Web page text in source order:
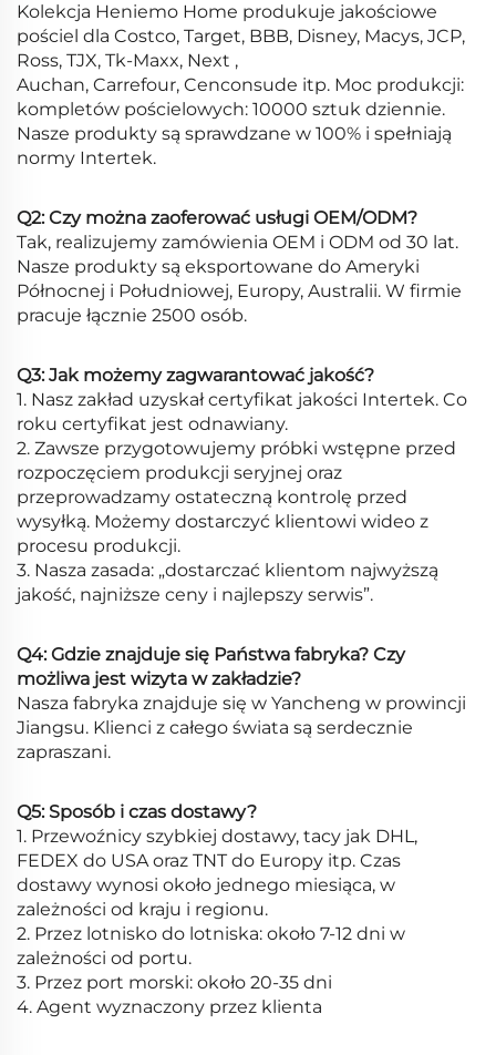
Kolekcja Heniemo Home produkuje jakościowe
pościel dla Costco, Target, BBB, Disney, Macys, JCP,
Ross, TJX, Tk-Maxx, Next ,
Auchan, Carrefour, Cenconsude itp. Moc produkcji:
kompletów pościelowych: 10000 sztuk dziennie.
Nasze produkty są sprawdzane w 100% i spełniają
normy Intertek.
Q2: Czy można zaoferować usługi OEM/ODM?
Tak, realizujemy zamówienia OEM i ODM od 30 lat.
Nasze produkty są eksportowane do Ameryki
Północnej i Południowej, Europy, Australii. W firmie
pracuje łącznie 2500 osób.
Q3: Jak możemy zagwarantować jakość?
1. Nasz zakład uzyskał certyfikat jakości Intertek. Co
roku certyfikat jest odnawiany.
2. Zawsze przygotowujemy próbki wstępne przed
rozpoczęciem produkcji seryjnej oraz
przeprowadzamy ostateczną kontrolę przed
wysyłką. Możemy dostarczyć klientowi wideo z
procesu produkcji.
3. Nasza zasada: „dostarczać klientom najwyższą
jakość, najniższe ceny i najlepszy serwis”.
Q4: Gdzie znajduje się Państwa fabryka? Czy
możliwa jest wizyta w zakładzie?
Nasza fabryka znajduje się w Yancheng w prowincji
Jiangsu. Klienci z całego świata są serdecznie
zapraszani.
Q5: Sposób i czas dostawy?
1. Przewoźnicy szybkiej dostawy, tacy jak DHL,
FEDEX do USA oraz TNT do Europy itp. Czas
dostawy wynosi około jednego miesiąca, w
zależności od kraju i regionu.
2. Przez lotnisko do lotniska: około 7-12 dni w
zależności od portu.
3. Przez port morski: około 20-35 dni
4. Agent wyznaczony przez klienta